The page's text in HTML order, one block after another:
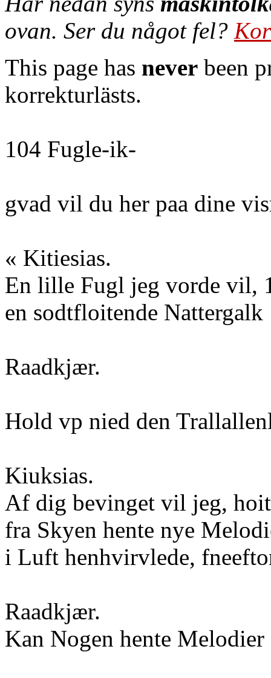
ovan. Ser du något fel?
This page has never been
korrekturlästs.
104 Fugle-ik-
gvad vil du her paa dine
« Kitiesias.
En lille Fugl jeg vorde vil,
en sodtfloitende Nattergalk
Raadkjær.
Hold vp nied den
Kiuksias.
Af dig bevinget vil jeg,
fra Skyen hente nye
i Luft henhvirvlede,
Raadkjær.
Kan Nogen hente Melodier